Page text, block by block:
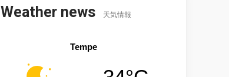
Weather news 天気情報
Tempe